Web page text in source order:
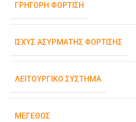
ΓΡΉΓΟΡΗ ΦΌΡΤΙΣΗ
ΙΣΧΎΣ ΑΣΎΡΜΑΤΗΣ ΦΌΡΤΙΣΗΣ
ΛΕΙΤΟΥΡΓΙΚΌ ΣΎΣΤΗΜΑ
ΜΈΓΕΘΟΣ